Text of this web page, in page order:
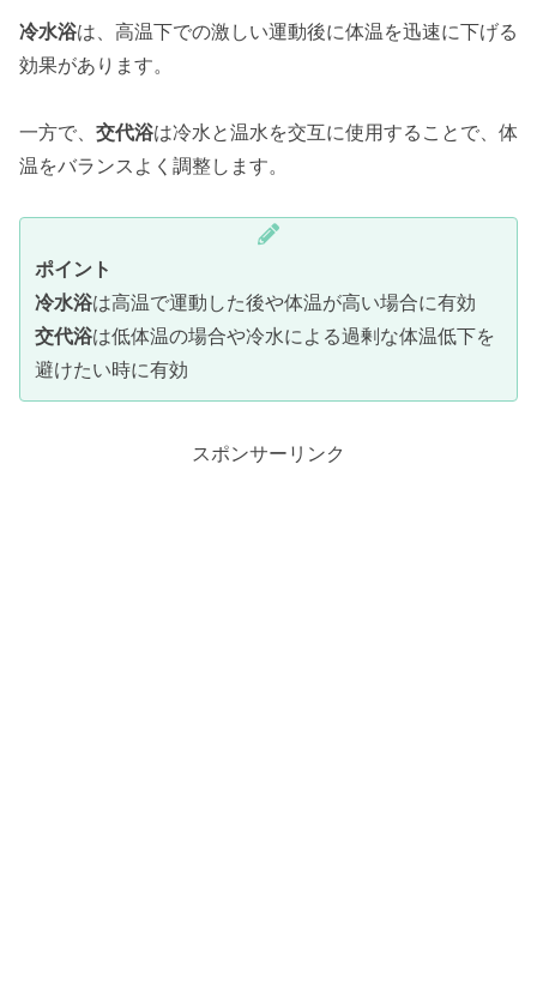
冷水浴は、高温下での激しい運動後に体温を迅速に下げる
効果があります。
一方で、 交代浴は冷水と温水を交互に使用することで、体
温をバランスよく調整します。
ポイント
冷水浴は高温で運動した後や体温が高い場合に有効
交代浴は低体温の場合や冷水による過剰な体温低下を
避けたい時に有効
スポンサーリンク